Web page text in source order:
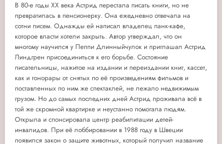
В 80-е годы ХХ века Астрид перестала писать книги, но не
превратилась в пенсионерку. Она ежедневно отвечала на
сотни писем. Однажды ей написал владелец панк-кафе,
которое власти хотели закрыть. Автор утверждал, что он
многому научился у Пеппи Длинныйчулок и приглашал Астрид
Линдгрен присоединиться к его борьбе. Состояние
писательницы, нажитое на издании и переиздании книг, кассет,
как и гонорары от снятых по её произведениям фильмов и
поставленных по ним же спектаклей, не лежало недвижимым
грузом. Но до самых последних дней Астрид проживала всё в
той же скромной квартирке и неустанно помогала людям.
Открыла и спонсировала центр реабилитации детей-
инвалидов. При её лоббировании в 1988 году в Швеции
появился закон о защите животных, который получил название